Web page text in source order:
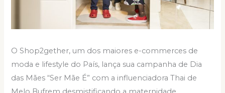
O Shop2gether, um dos maiores e-commerces de
moda e lifestyle do País, lança sua campanha de Dia
das Mães “Ser Mãe É” com a influenciadora Thai de